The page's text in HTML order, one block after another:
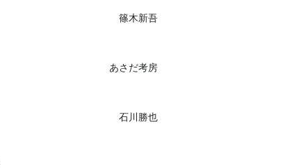
篠木新吾
あさだ考房
石川勝也